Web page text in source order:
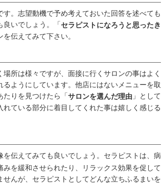
。志望動機で予め考えておいた回答を述べても
良いでしょう。「セラピストになろうと思ったき
伝えてみて下さい。
所は様々ですが、面接に行くサロンの事はよく
ようにしています。他店にはないメニューを取
たりを見つけたら「サロンを選んだ理由 」として
ている部分に着目してくれた事は嬉しく感じる
伝えてみても良いでしょう。セラピストは、病
を緩和させられたり、リラックス効果を促して
んが、セラピストとしてどんな立ちふるまいを